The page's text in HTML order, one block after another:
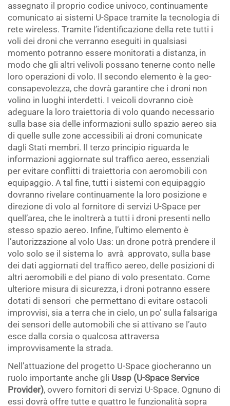
assegnato il proprio codice univoco, continuamente
comunicato ai sistemi U-Space tramite la tecnologia di
rete wireless. Tramite l’identificazione della rete tutti i
voli dei droni che verranno eseguiti in qualsiasi
momento potranno essere monitorati a distanza, in
modo che gli altri velivoli possano tenerne conto nelle
loro operazioni di volo. Il secondo elemento è la geo-
consapevolezza, che dovrà garantire che i droni non
volino in luoghi interdetti. I veicoli dovranno cioè
adeguare la loro traiettoria di volo quando necessario
sulla base sia delle informazioni sullo spazio aereo sia
di quelle sulle zone accessibili ai droni comunicate
dagli Stati membri. Il terzo principio riguarda le
informazioni aggiornate sul traffico aereo, essenziali
per evitare conflitti di traiettoria con aeromobili con
equipaggio. A tal fine, tutti i sistemi con equipaggio
dovranno rivelare continuamente la loro posizione e
direzione di volo al fornitore di servizi U-Space per
quell’area, che le inoltrerà a tutti i droni presenti nello
stesso spazio aereo. Infine, l’ultimo elemento è
l’autorizzazione al volo Uas: un drone potrà prendere il
volo solo se il sistema lo avrà approvato, sulla base
dei dati aggiornati del traffico aereo, delle posizioni di
altri aeromobili e del piano di volo presentato. Come
ulteriore misura di sicurezza, i droni potranno essere
dotati di sensori che permettano di evitare ostacoli
improvvisi, sia a terra che in cielo, un po’ sulla falsariga
dei sensori delle automobili che si attivano se l’auto
esce dalla corsia o qualcosa attraversa
improvvisamente la strada.
Nell’attuazione del progetto U-Space giocheranno un
ruolo importante anche gli Ussp (U-Space Service
Provider), ovvero fornitori di servizi U-Space. Ognuno di
essi dovrà offre tutte e quattro le funzionalità sopra